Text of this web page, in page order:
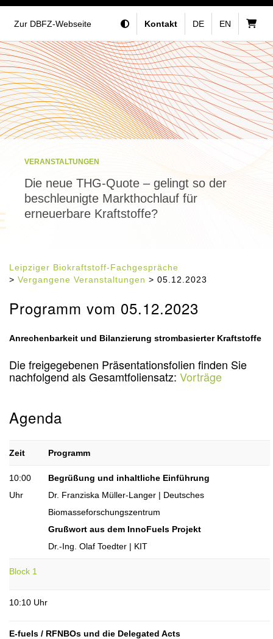
Zur DBFZ-Webseite Kontakt DE EN
VERANSTALTUNGEN
Die neue THG-Quote – gelingt so der
beschleunigte Markthochlauf für
erneuerbare Kraftstoffe?
Leipziger Biokraftstoff-Fachgespräche
> Vergangene Veranstaltungen > 05.12.2023
Programm vom 05.12.2023
Anrechenbarkeit und Bilanzierung strombasierter Kraftstoffe
Die freigegebenen Präsentationsfolien finden Sie
nachfolgend als Gesamtfoliensatz: Vorträge
Agenda
Zeit Programm
10:00
Uhr
Begrüßung und inhaltliche Einführung
Dr. Franziska Müller-Langer | Deutsches
Biomasseforschungszentrum
Grußwort aus dem InnoFuels Projekt
Dr.-Ing. Olaf Toedter | KIT
Block 1
10:10 Uhr
E-fuels / RFNBOs und die Delegated Acts